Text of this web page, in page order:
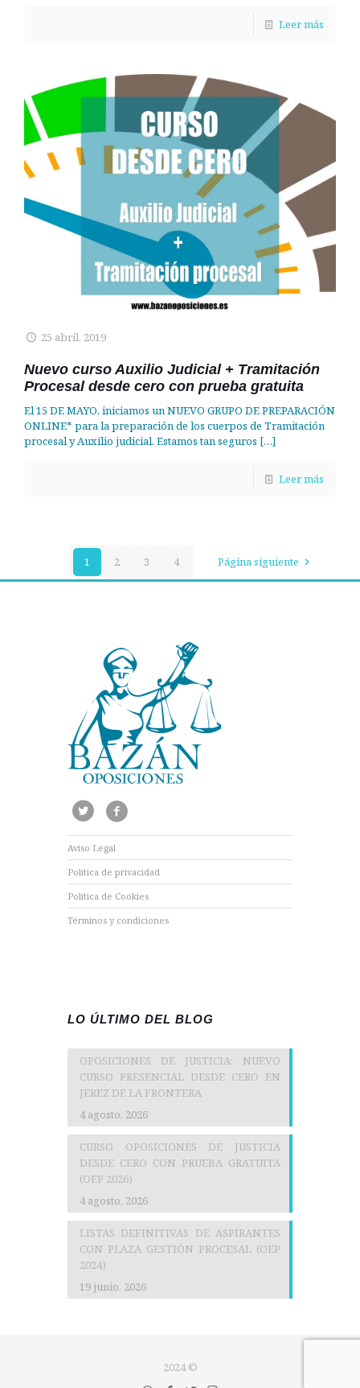
Leer más
25 abril, 2019
Nuevo curso Auxilio Judicial + Tramitación
Procesal desde cero con prueba gratuita
El 15 DE MAYO, iniciamos un NUEVO GRUPO DE PREPARACIÓN
ONLINE* para la preparación de los cuerpos de Tramitación
procesal y Auxilio judicial. Estamos tan seguros […]
Leer más
1 2 3 4 Página siguiente
Aviso Legal
Política de privacidad
Política de Cookies
Términos y condiciones
LO ÚLTIMO DEL BLOG
OPOSICIONES DE JUSTICIA: NUEVO
CURSO PRESENCIAL DESDE CERO EN
JEREZ DE LA FRONTERA
4 agosto, 2026
CURSO OPOSICIONES DE JUSTICIA
DESDE CERO CON PRUEBA GRATUITA
(OEP 2026)
4 agosto, 2026
LISTAS DEFINITIVAS DE ASPIRANTES
CON PLAZA GESTIÓN PROCESAL (OEP
2024)
19 junio, 2026
2024 ©